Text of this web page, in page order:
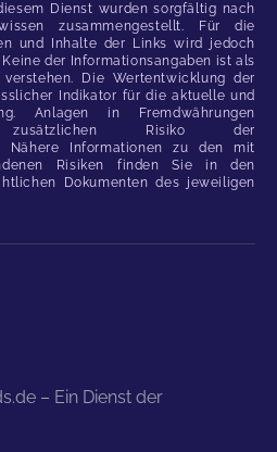
Dienst wurden sorgfältig nach
zusammengestellt. Für die
und Inhalte der Links wird jedoch
der Informationsangaben ist als
Die Wertentwicklung der
Indikator für die aktuelle und
Anlagen in Fremdwährungen
Risiko der
Nähere Informationen zu den mit
Risiken finden Sie in den
Dokumenten des jeweiligen
– Ein Dienst der